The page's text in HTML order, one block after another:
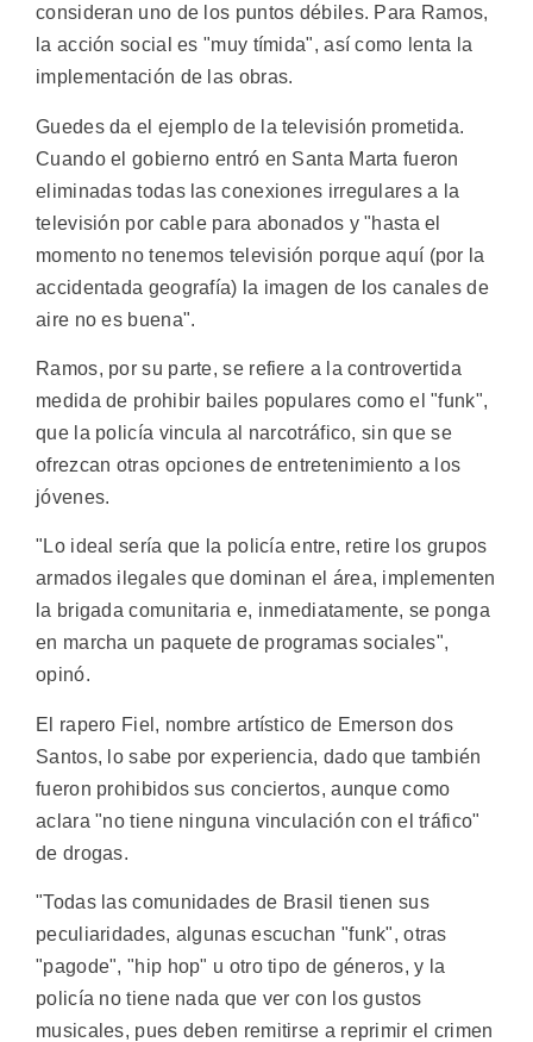
consideran uno de los puntos débiles. Para Ramos,
la acción social es "muy tímida", así como lenta la
implementación de las obras.
Guedes da el ejemplo de la televisión prometida.
Cuando el gobierno entró en Santa Marta fueron
eliminadas todas las conexiones irregulares a la
televisión por cable para abonados y "hasta el
momento no tenemos televisión porque aquí (por la
accidentada geografía) la imagen de los canales de
aire no es buena".
Ramos, por su parte, se refiere a la controvertida
medida de prohibir bailes populares como el "funk",
que la policía vincula al narcotráfico, sin que se
ofrezcan otras opciones de entretenimiento a los
jóvenes.
"Lo ideal sería que la policía entre, retire los grupos
armados ilegales que dominan el área, implementen
la brigada comunitaria e, inmediatamente, se ponga
en marcha un paquete de programas sociales",
opinó.
El rapero Fiel, nombre artístico de Emerson dos
Santos, lo sabe por experiencia, dado que también
fueron prohibidos sus conciertos, aunque como
aclara "no tiene ninguna vinculación con el tráfico"
de drogas.
"Todas las comunidades de Brasil tienen sus
peculiaridades, algunas escuchan "funk", otras
"pagode", "hip hop" u otro tipo de géneros, y la
policía no tiene nada que ver con los gustos
musicales, pues deben remitirse a reprimir el crimen